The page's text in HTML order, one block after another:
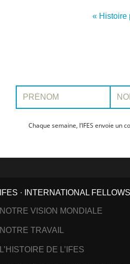
« Histoire
Prénom: Nom:
Chaque semaine, l’IFES envoie un
IFES · INTERNATIONAL
NOTRE VISION MONDIALE
NOTRE TRAVAIL
L’HISTOIRE DE L’IFES